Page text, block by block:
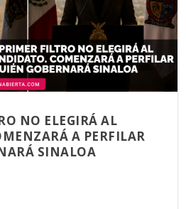
NO ELEGIRÁ AL
A PERFILAR
SINALOA